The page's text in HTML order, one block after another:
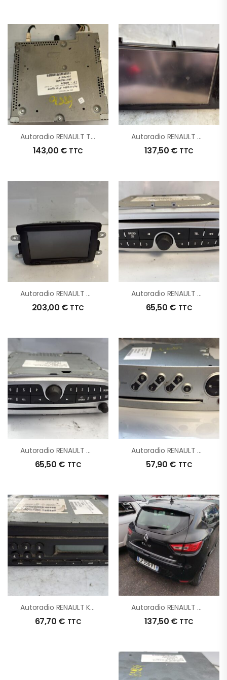
Autoradio RENAULT TRAFIC 3 COURT PHASE 1 D’origine – 2019 – Occasion
143,00 € TTC
Autoradio RENAULT CLIO 4 PHASE 1 BREAK D’origine – 2013 – Occasion
137,50 € TTC
Autoradio RENAULT CAPTUR 1 PHASE 1 D’origine – 2013 – Occasion
203,00 € TTC
Autoradio RENAULT MEGANE 3 PHASE 1 D’origine – 2010 – Occasion
65,50 € TTC
Autoradio RENAULT GRAND SCENIC 3 PHASE 1 D’origine – 2011 – Occasion
65,50 € TTC
Autoradio RENAULT MODUS PHASE 1 D’origine – 2006 – Occasion
57,90 € TTC
Autoradio RENAULT KANGOO 2 PHASE 1 D’origine – 2013 – Occasion
67,70 € TTC
Autoradio RENAULT CLIO 4 PHASE 1 D’origine – 2013 – Occasion
137,50 € TTC